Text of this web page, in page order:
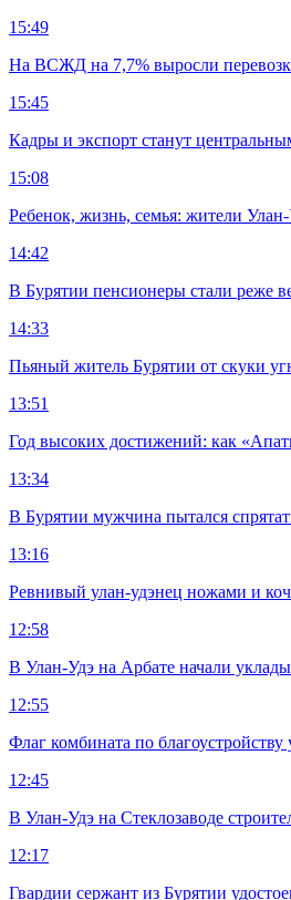
15:49
На ВСЖД на 7,7% выросли
15:45
Кадры и экспорт станут
15:08
Ребенок, жизнь, семья: жители
14:42
В Бурятии пенсионеры стали реже
14:33
Пьяный житель Бурятии от скуки
13:51
Год высоких достижений: как
13:34
В Бурятии мужчина пытался
13:16
Ревнивый улан-удэнец ножами и
12:58
В Улан-Удэ на Арбате начали
12:55
Флаг комбината по
12:45
В Улан-Удэ на Стеклозаводе
12:17
Гвардии сержант из Бурятии